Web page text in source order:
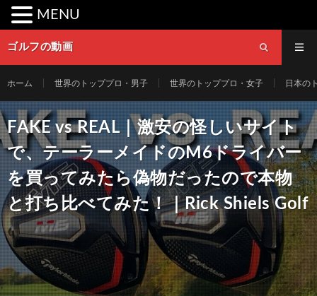
ゴルフの動画
ホーム 世界のトッププロ・男子 世界のトッププロ・女子 日本の
FAKE vs REAL｜激安の怪しいサイト
で、テーラーメイドのM6ドライバー
を買ってみたら偽物だったので本物
と打ち比べてみた！｜Rick Shiels Golf
MENU